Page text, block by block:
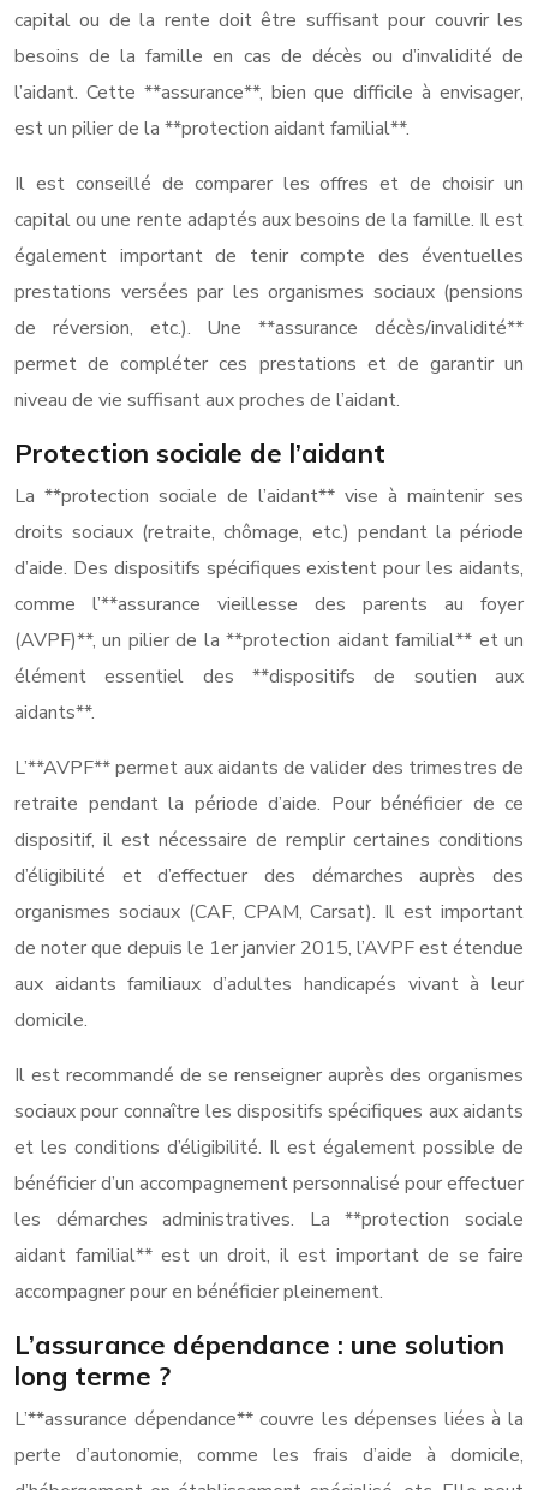
capital ou de la rente doit être suffisant pour couvrir les
besoins de la famille en cas de décès ou d’invalidité de
l’aidant. Cette **assurance**, bien que difficile à envisager,
est un pilier de la **protection aidant familial**.
Il est conseillé de comparer les offres et de choisir un
capital ou une rente adaptés aux besoins de la famille. Il est
également important de tenir compte des éventuelles
prestations versées par les organismes sociaux (pensions
de réversion, etc.). Une **assurance décès/invalidité**
permet de compléter ces prestations et de garantir un
niveau de vie suffisant aux proches de l’aidant.
Protection sociale de l’aidant
La **protection sociale de l’aidant** vise à maintenir ses
droits sociaux (retraite, chômage, etc.) pendant la période
d’aide. Des dispositifs spécifiques existent pour les aidants,
comme l’**assurance vieillesse des parents au foyer
(AVPF)**, un pilier de la **protection aidant familial** et un
élément essentiel des **dispositifs de soutien aux
aidants**.
L’**AVPF** permet aux aidants de valider des trimestres de
retraite pendant la période d’aide. Pour bénéficier de ce
dispositif, il est nécessaire de remplir certaines conditions
d’éligibilité et d’effectuer des démarches auprès des
organismes sociaux (CAF, CPAM, Carsat). Il est important
de noter que depuis le 1er janvier 2015, l’AVPF est étendue
aux aidants familiaux d’adultes handicapés vivant à leur
domicile.
Il est recommandé de se renseigner auprès des organismes
sociaux pour connaître les dispositifs spécifiques aux aidants
et les conditions d’éligibilité. Il est également possible de
bénéficier d’un accompagnement personnalisé pour effectuer
les démarches administratives. La **protection sociale
aidant familial** est un droit, il est important de se faire
accompagner pour en bénéficier pleinement.
L’assurance dépendance : une solution
long terme ?
L’**assurance dépendance** couvre les dépenses liées à la
perte d’autonomie, comme les frais d’aide à domicile,